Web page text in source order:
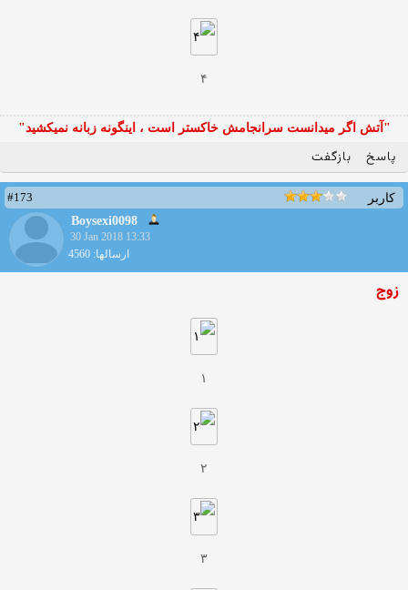
۴
"آتش اگر ميدانست سرانجامش خاكستر است ، اينگونه زبانه نميكشيد"
پاسخ بازگفت
کاربر
#173
Boysexi0098
30 Jan 2018 13:33
ارسالها: 4560
زوج
۱
۲
۳